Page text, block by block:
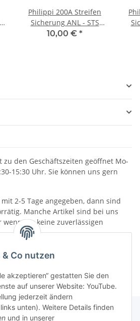
Co nutzen
akzeptieren“ gestatten Sie den
auf unserer Website: YouTube.
jederzeit ändern
unten). Weitere Details finden
und in unserer
Philippi 200A Streifen
Sicherung ANL - STS
200A, 657016201
10,00 € *
zu den Geschäftszeiten geöffnet Mo-
15:30 Uhr. Sie können uns gern
2-5 Tage angegeben, dann sind
Manche Artikel sind bei uns
wir keine zuverlässigen